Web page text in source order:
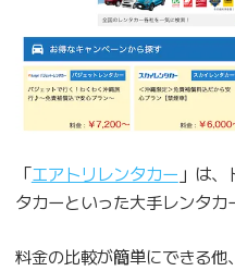
「エアトリレンタカー 」は
タカーといった大手レンタカ
料金の比較が簡単にできる